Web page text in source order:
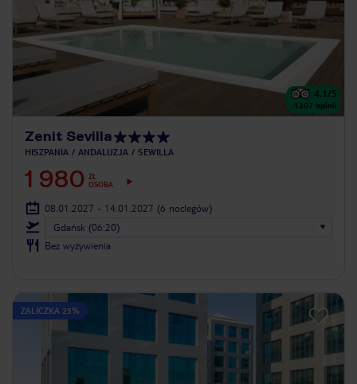
4.1/5
1207 opinii
Zenit Sevilla
HISZPANIA ANDALUZJA SEWILLA
1 980 ZŁ
OSOBA
08.01.2027 - 14.01.2027 (6 noclegów)
Gdańsk (06:20)
Bez wyżywienia
ZALICZKA 25%